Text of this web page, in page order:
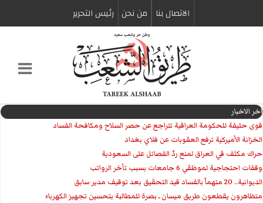
الاتصال بنا من نحن رئیس التحریر
اخر الاخبار
قوى حليفة للحكومة العراقية تتراجع عن حصر السلاح ومكافحة الفساد
الخزانة الأميركية ترفع العقوبات عن فلاي بغداد
حراك مكثف في العراق لمنع ردّ الفصائل على السعودية
وقفات احتجاجية لموظفي 6 جامعات بسبب تأخر الرواتب
الديوانية.. 20 متهماً بالفساد قيد التحقيق بعد توقيف مدير سابق
متظاهرون يقطعون طريق ميسان ـ بصرة للمطالبة بتحسين تجهيز الكهرباء